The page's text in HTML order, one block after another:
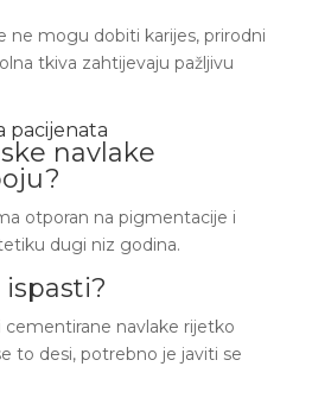
ne mogu dobiti karijes, prirodni
tkiva zahtijevaju pažljivu
pacijenata
navlake
otporan na pigmentacije i
dugi niz godina.
cementirane navlake rijetko
to desi, potrebno je javiti se